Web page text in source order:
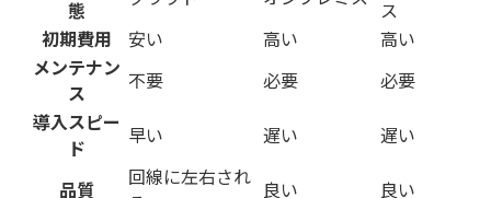
態
ス
初期費用
安い 高い
高い
メンテナン
ス
不要 必要
必要
導入スピー
ド
早い 遅い 遅い
品質
回線に左右され 良い 良い